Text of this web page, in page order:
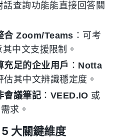
話查詢功能能直接回答關
合 Zoom/Teams ：可考
其中文支援限制。
充足的企业用戶 ： Notta
其中文辨識穩定度。
會議筆記 ： VEED.IO 或
求。
大關鍵維度